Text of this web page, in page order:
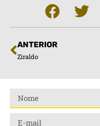
ANTERIOR
Ziraldo